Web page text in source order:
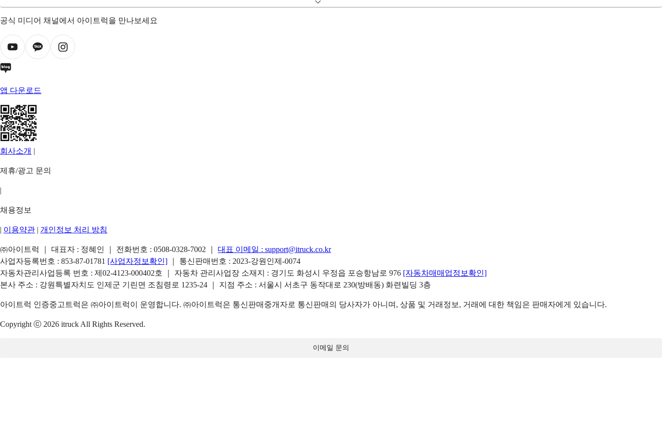
공식 미디어 채널에서 아이트럭을 만나보세요
앱 다운로드
회사소개 |
제휴/광고 문의
|
채용정보
| 이용약관 | 개인정보 처리 방침
㈜아이트럭 ｜ 대표자 : 정혜인 ｜ 전화번호 : 0508-0328-7002 대표 이메일 : support@itruck.co.kr
사업자등록번호 : 853-87-01781 [사업자정보확인]
｜ 통신판매번호 : 2023-강원인제-0074
자동차관리사업등록 번호 : 제02-4123-000402호 ｜ 자동차 관리사업장 소재지 : 경기도 화성시 우정읍 포승항남로 976 [자동차매매업정보확인]
본사 주소 : 강원특별자치도 인제군 기린면 조침령로 1235-24 ｜ 지점 주소 : 서울시 서초구 동작대로 230(방배동) 화련빌딩 3층
아이트럭 인증중고트럭은 ㈜아이트럭이 운영합니다. ㈜아이트럭은 통신판매중개자로 통신판매의 당사자가 아니며, 상품 및 거래정보, 거래에 대한 책임은 판매자에게 있습니다.
Copyright ⓒ 2026 itruck All Rights Reserved.
이메일 문의